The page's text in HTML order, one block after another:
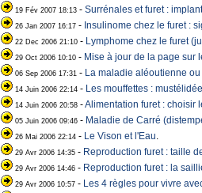
19 Fév 2007 18:13 - Surrénales et furet :
26 Jan 2007 16:17 - Insulinome chez le furet :
22 Dec 2006 21:10 - Lymphome chez le furet
29 Oct 2006 10:10 - Mise à jour de la page sur
06 Sep 2006 17:31 - La maladie aléoutienne
14 Juin 2006 22:14 - Les mouffettes :
14 Juin 2006 20:58 -Alimentation furet : choisir
05 Juin 2006 09:46 - Maladie de Carré
26 Mai 2006 22:14 - Le Vison et l'Eau.
29 Avr 2006 14:35 - Reproduction furet : taille
29 Avr 2006 14:46 - Reproduction furet : la
29 Avr 2006 10:57 - Les 4 règles pour vivre